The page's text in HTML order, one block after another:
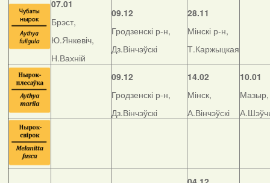
07.01
Брэст,
Ю.Янкевіч,
Н.Вахній
09.12
Гродзенскі р-н,
Дз.Вінчэўскі
28.11
Мінскі р-н,
Т.Каржыцкая
09.12
Гродзенскі р-н,
Дз.Вінчэўскі
14.02
Мінск,
А.Вінчэўскі
10.01
Мазыр,